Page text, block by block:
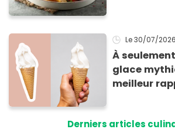
!
Le 30/07/2026
À
glace
meilleur
Derniers articles